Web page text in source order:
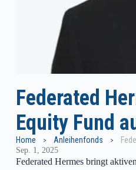
Federated
Equity Fund
Home Anleihenfonds
Sep. 1, 2025
Federated Hermes bringt